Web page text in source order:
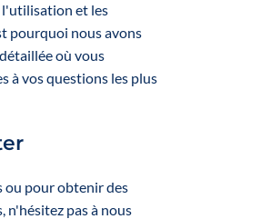
et les
pourquoi nous avons
où vous
à vos questions les plus
ou pour obtenir des
n'hésitez pas à nous